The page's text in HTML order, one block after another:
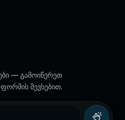
— გამოიწერეთ
შევსებით.